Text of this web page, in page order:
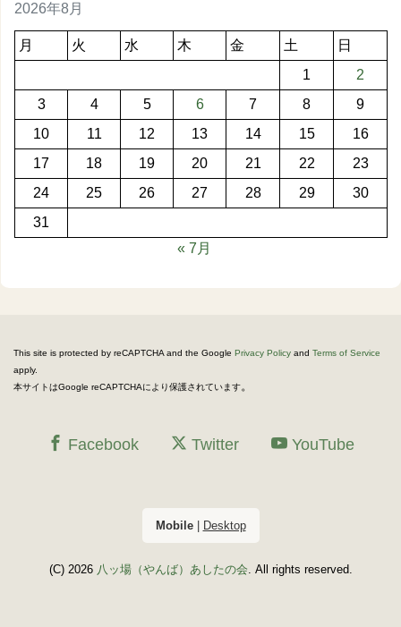
2026年8月
月 火 水 木 金 土
日
1
2
3
4 5 6 7 8
9
10
11 12 13 14 15
16
17
18 19 20 21 22
23
24
25 26 27 28 29
30
31
« 7月
This site is protected by reCAPTCHA and the Google Privacy Policy and Terms of Service
apply.
本サイトはGoogle reCAPTCHAにより保護されています。
Facebook Twitter YouTube
Mobile| Desktop
(C) 2026 八ッ場（やんば）あしたの会. All rights reserved.